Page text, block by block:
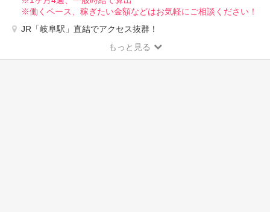
※働くペース、稼ぎたい金額などはお気軽にご相談ください！
JR「岐阜駅」直結でアクセス抜群！
もっと見る